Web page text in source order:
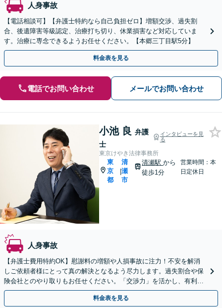
人身事故
【電話相談可】【弁護士特約なら自己負担ゼロ】増額交渉、過失割
合、後遺障害等級認定、治療打ち切り、休業損害など対応していま
す。治療に専念できるようお任せください。【本郷三丁目駅5分】
料金表を見る
電話でお問い合わせ メールでお問い合わせ
小池 良 弁護
士
インタビューを見
る
東京けやき法律事務所
東
京
都
|
清
瀬
市
清瀬駅から
徒歩1分
営業時間：本
日定休日
人身事故
【弁護士費用特約OK】慰謝料の増額や人損事故に注力！不安を解消
しご依頼者様にとって真の解決となるよう尽力します。過失割合や保
険会社とのやり取りもお任せください。「交渉力」を活かし、有利な
条件での示談成立を目指します。【夜間・休日の相談可能】
料金表を見る